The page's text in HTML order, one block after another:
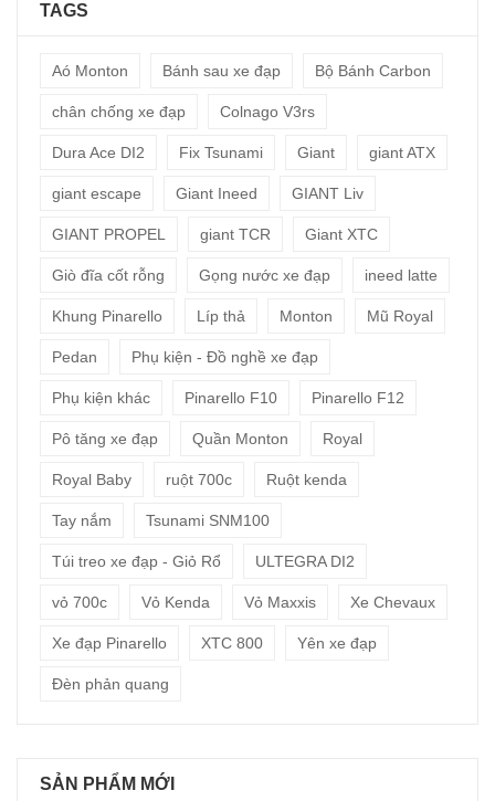
TAGS
Aó Monton Bánh sau xe đạp Bộ Bánh Carbon
chân chống xe đạp Colnago V3rs
Dura Ace DI2 Fix Tsunami Giant giant ATX
giant escape Giant Ineed GIANT Liv
GIANT PROPEL giant TCR Giant XTC
Giò đĩa cốt rỗng Gọng nước xe đạp ineed latte
Khung Pinarello Líp thả Monton Mũ Royal
Pedan Phụ kiện - Đồ nghề xe đạp
Phụ kiện khác Pinarello F10 Pinarello F12
Pô tăng xe đạp Quần Monton Royal
Royal Baby ruột 700c Ruột kenda
Tay nắm Tsunami SNM100
Túi treo xe đạp - Giỏ Rổ ULTEGRA DI2
vỏ 700c Vỏ Kenda Vỏ Maxxis Xe Chevaux
Xe đạp Pinarello XTC 800 Yên xe đạp
Đèn phản quang
SẢN PHẨM MỚI